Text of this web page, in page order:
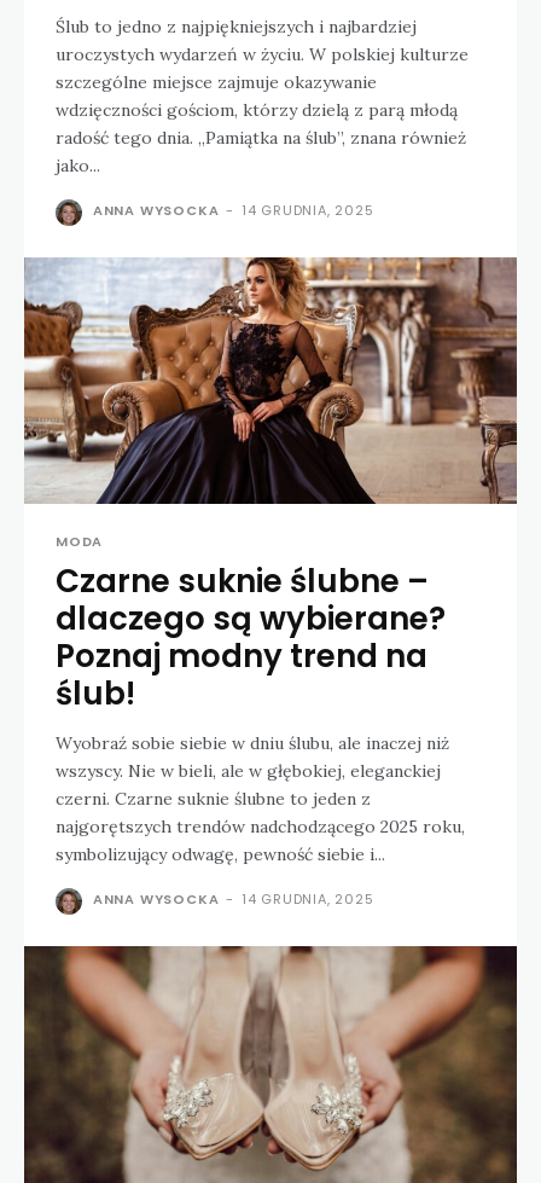
Ślub to jedno z najpiękniejszych i najbardziej
uroczystych wydarzeń w życiu. W polskiej kulturze
szczególne miejsce zajmuje okazywanie
wdzięczności gościom, którzy dzielą z parą młodą
radość tego dnia. „Pamiątka na ślub”, znana również
jako...
ANNA WYSOCKA - 14 GRUDNIA, 2025
MODA
Czarne suknie ślubne –
dlaczego są wybierane?
Poznaj modny trend na
ślub!
Wyobraź sobie siebie w dniu ślubu, ale inaczej niż
wszyscy. Nie w bieli, ale w głębokiej, eleganckiej
czerni. Czarne suknie ślubne to jeden z
najgorętszych trendów nadchodzącego 2025 roku,
symbolizujący odwagę, pewność siebie i...
ANNA WYSOCKA - 14 GRUDNIA, 2025